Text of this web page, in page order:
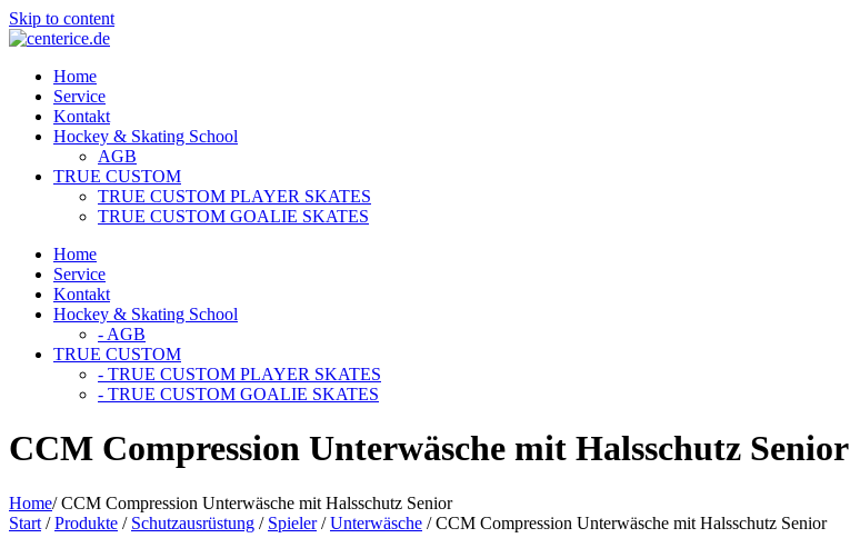
Skip to content
Home
Service
Kontakt
Hockey & Skating School
AGB
TRUE CUSTOM
TRUE CUSTOM PLAYER SKATES
TRUE CUSTOM GOALIE SKATES
Home
Service
Kontakt
Hockey & Skating School
- AGB
TRUE CUSTOM
- TRUE CUSTOM PLAYER SKATES
- TRUE CUSTOM GOALIE SKATES
CCM Compression Unterwäsche mit Halsschutz Senior
Home/CCM Compression Unterwäsche mit Halsschutz Senior
Start /Produkte / Schutzausrüstung / Spieler/Unterwäsche / CCM Compression Unterwäsche mit Halsschutz Senior